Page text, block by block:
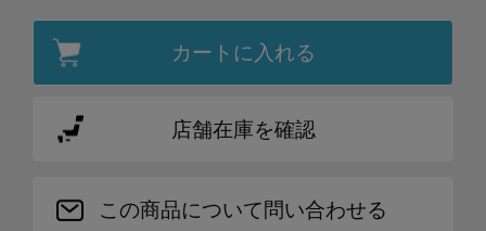
カートに入れる
店舗在庫を確認
この商品について問い合わせる